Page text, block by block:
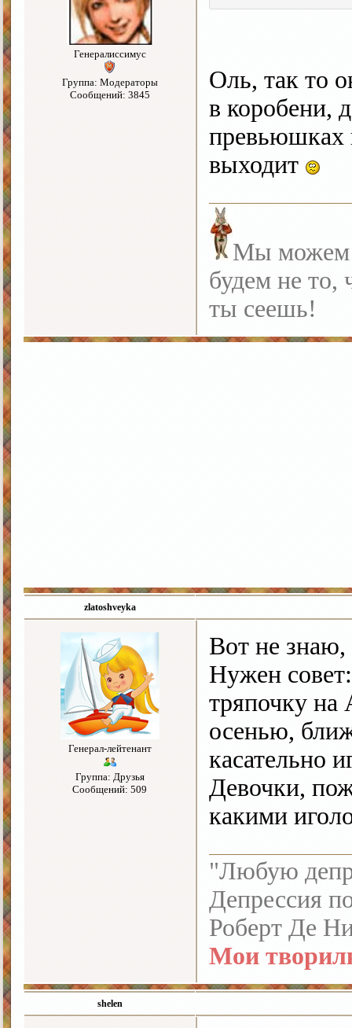
Генералиссимус
Группа: Модераторы
Сообщений: 3845
Оль, так то
в коробени,
превьюшках
выходит
Мы можем
будем не то,
ты сеешь!
zlatoshveyka
Генерал-лейтенант
Группа: Друзья
Сообщений: 509
Вот не
Нужен
тряпочку
осенью,
касательно
Девочки,
какими
"Любую
Депрессия
Роберт Де
Мои
shelen